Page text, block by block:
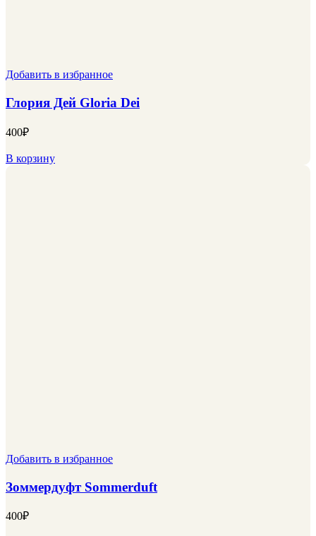
Добавить в избранное
Глория Дей Gloria Dei
400₽
В корзину
Добавить в избранное
Зоммердуфт Sommerduft
400₽